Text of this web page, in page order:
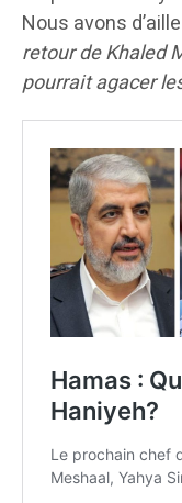
Nous avons
retour de Khaled
pourrait agacer